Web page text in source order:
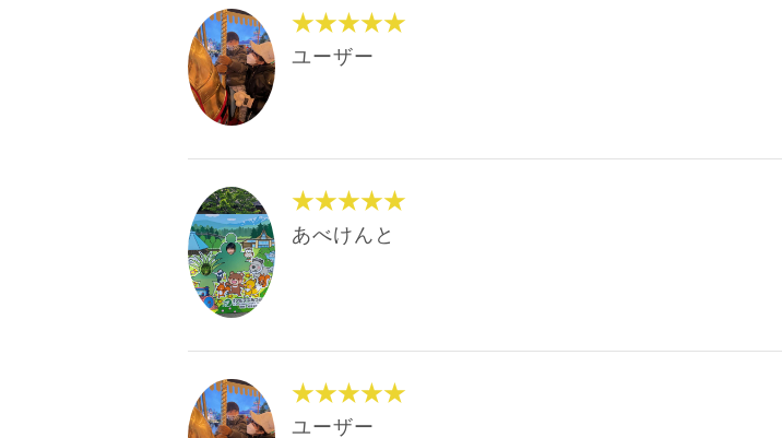
★★★★★
ユーザー
★★★★★
あべけんと
★★★★★
ユーザー